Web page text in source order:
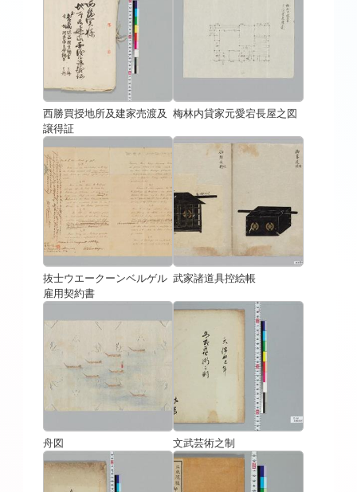
西勝買授地所及建家売渡及
譲得証
梅林内貸家元愛宕長屋之図
抜士ウエークーンベルゲル
雇用契約書
武家諸道具控絵帳
舟図 文武芸術之制